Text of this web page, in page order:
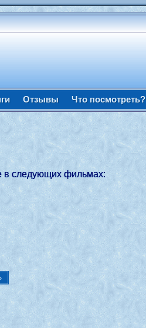
Отзывы Что посмотреть?
в следующих фильмах: